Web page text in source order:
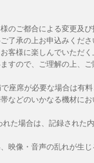
のご都合による変更及
了承の上お申込みくださ
客様に楽しんでいただ
すので、ご理解の上、
座席が必要な場合は有料
などのいかなる機材に
た場合は、記録された
映像・音声の乱れが生